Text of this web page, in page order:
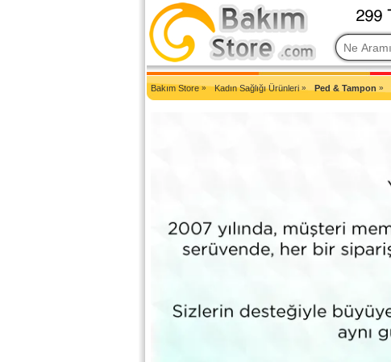
2007'den Beri Türkiye'nin En Güncel Bakım Ürünleri Eczane Sitesi
Bakım Store» Kadın Sağlığı Ürünleri » Ped & Tampon »